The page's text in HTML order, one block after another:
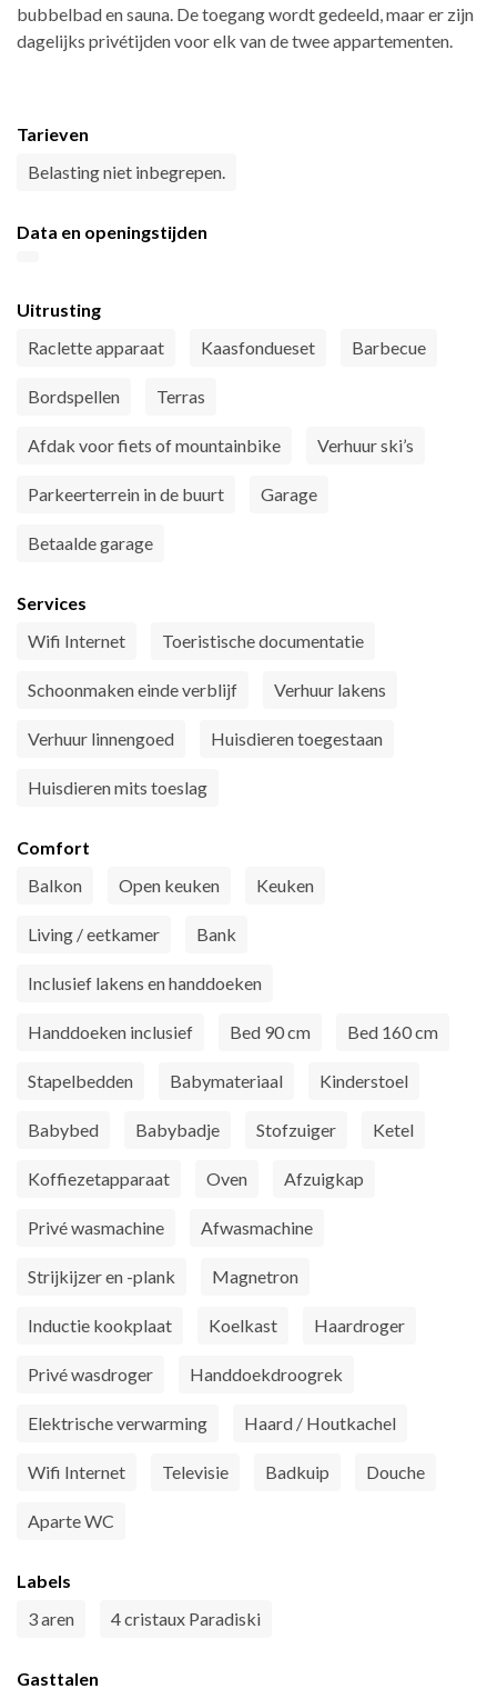
bubbelbad en sauna. De toegang wordt gedeeld, maar er zijn
dagelijks privétijden voor elk van de twee appartementen.
Tarieven
Belasting niet inbegrepen.
Data en openingstijden
Uitrusting
Raclette apparaat
Kaasfondueset Barbecue
Bordspellen Terras
Afdak voor fiets of mountainbike Verhuur ski’s
Parkeerterrein in de buurt Garage
Betaalde garage
Services
Wifi Internet
Toeristische documentatie
Schoonmaken einde verblijf Verhuur lakens
Verhuur linnengoed Huisdieren toegestaan
Huisdieren mits toeslag
Comfort
Balkon
Open keuken Keuken
Living / eetkamer Bank
Inclusief lakens en handdoeken
Handdoeken inclusief Bed 90 cm Bed 160 cm
Stapelbedden Babymateriaal Kinderstoel
Babybed Babybadje Stofzuiger Ketel
Koffiezetapparaat Oven Afzuigkap
Privé wasmachine Afwasmachine
Strijkijzer en -plank Magnetron
Inductie kookplaat Koelkast Haardroger
Privé wasdroger Handdoekdroogrek
Elektrische verwarming Haard / Houtkachel
Wifi Internet Televisie Badkuip Douche
Aparte WC
Labels
3 aren
4 cristaux Paradiski
Gasttalen